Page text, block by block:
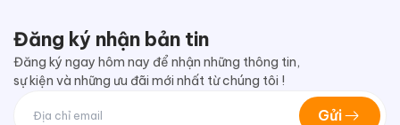
Đăng ký nhận bản tin
Đăng ký ngay hôm nay để nhận những thông tin,
sự kiện và những ưu đãi mới nhất từ chúng tôi !
Gửi